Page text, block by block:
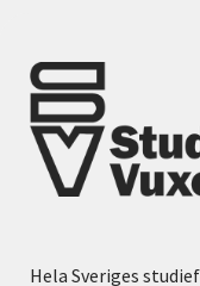
Hela Sveriges